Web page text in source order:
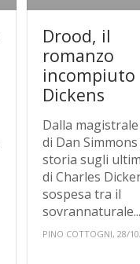
Drood, il
romanzo
incompiuto
Dickens
Dalla
di Dan
storia sugli
di Charles
sospesa tra il
sovrannaturale...
PINO COTTOGNI, 28/